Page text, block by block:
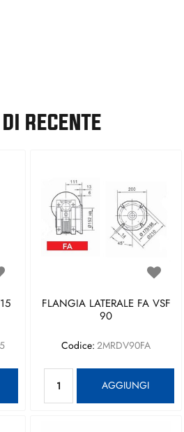
RECENTE
FLANGIA LATERALE FA VSF
90
Codice: 2MRDV90FA
AGGIUNGI